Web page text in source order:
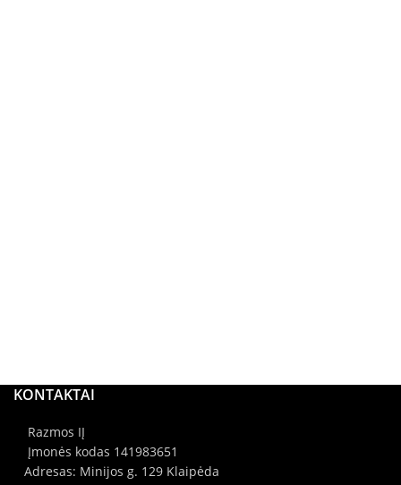
KONTAKTAI
Razmos IĮ
Įmonės kodas 141983651
Adresas: Minijos g. 129 Klaipėda